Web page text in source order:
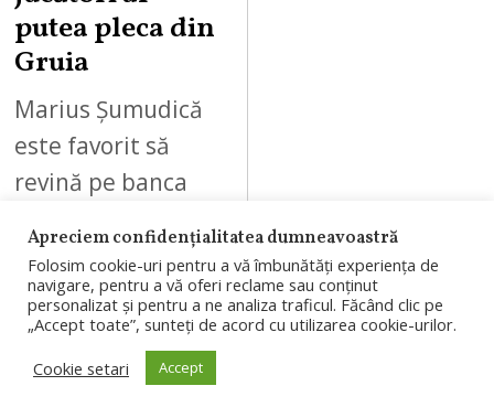
putea pleca din
Gruia
Marius Șumudică
este favorit să
revină pe banca
cu Tromso.
Conducerea ar
căuta și soluții
pentru plecarea
Apreciem confidențialitatea dumneavoastră
Folosim cookie-uri pentru a vă îmbunătăți experiența de
navigare, pentru a vă oferi reclame sau conținut
personalizat și pentru a ne analiza traficul. Făcând clic pe
„Accept toate”, sunteți de acord cu utilizarea cookie-urilor.
Cookie setari
Accept